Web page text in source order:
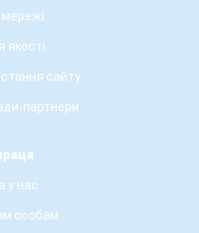
якості
сайту
партнери
у нас
особам